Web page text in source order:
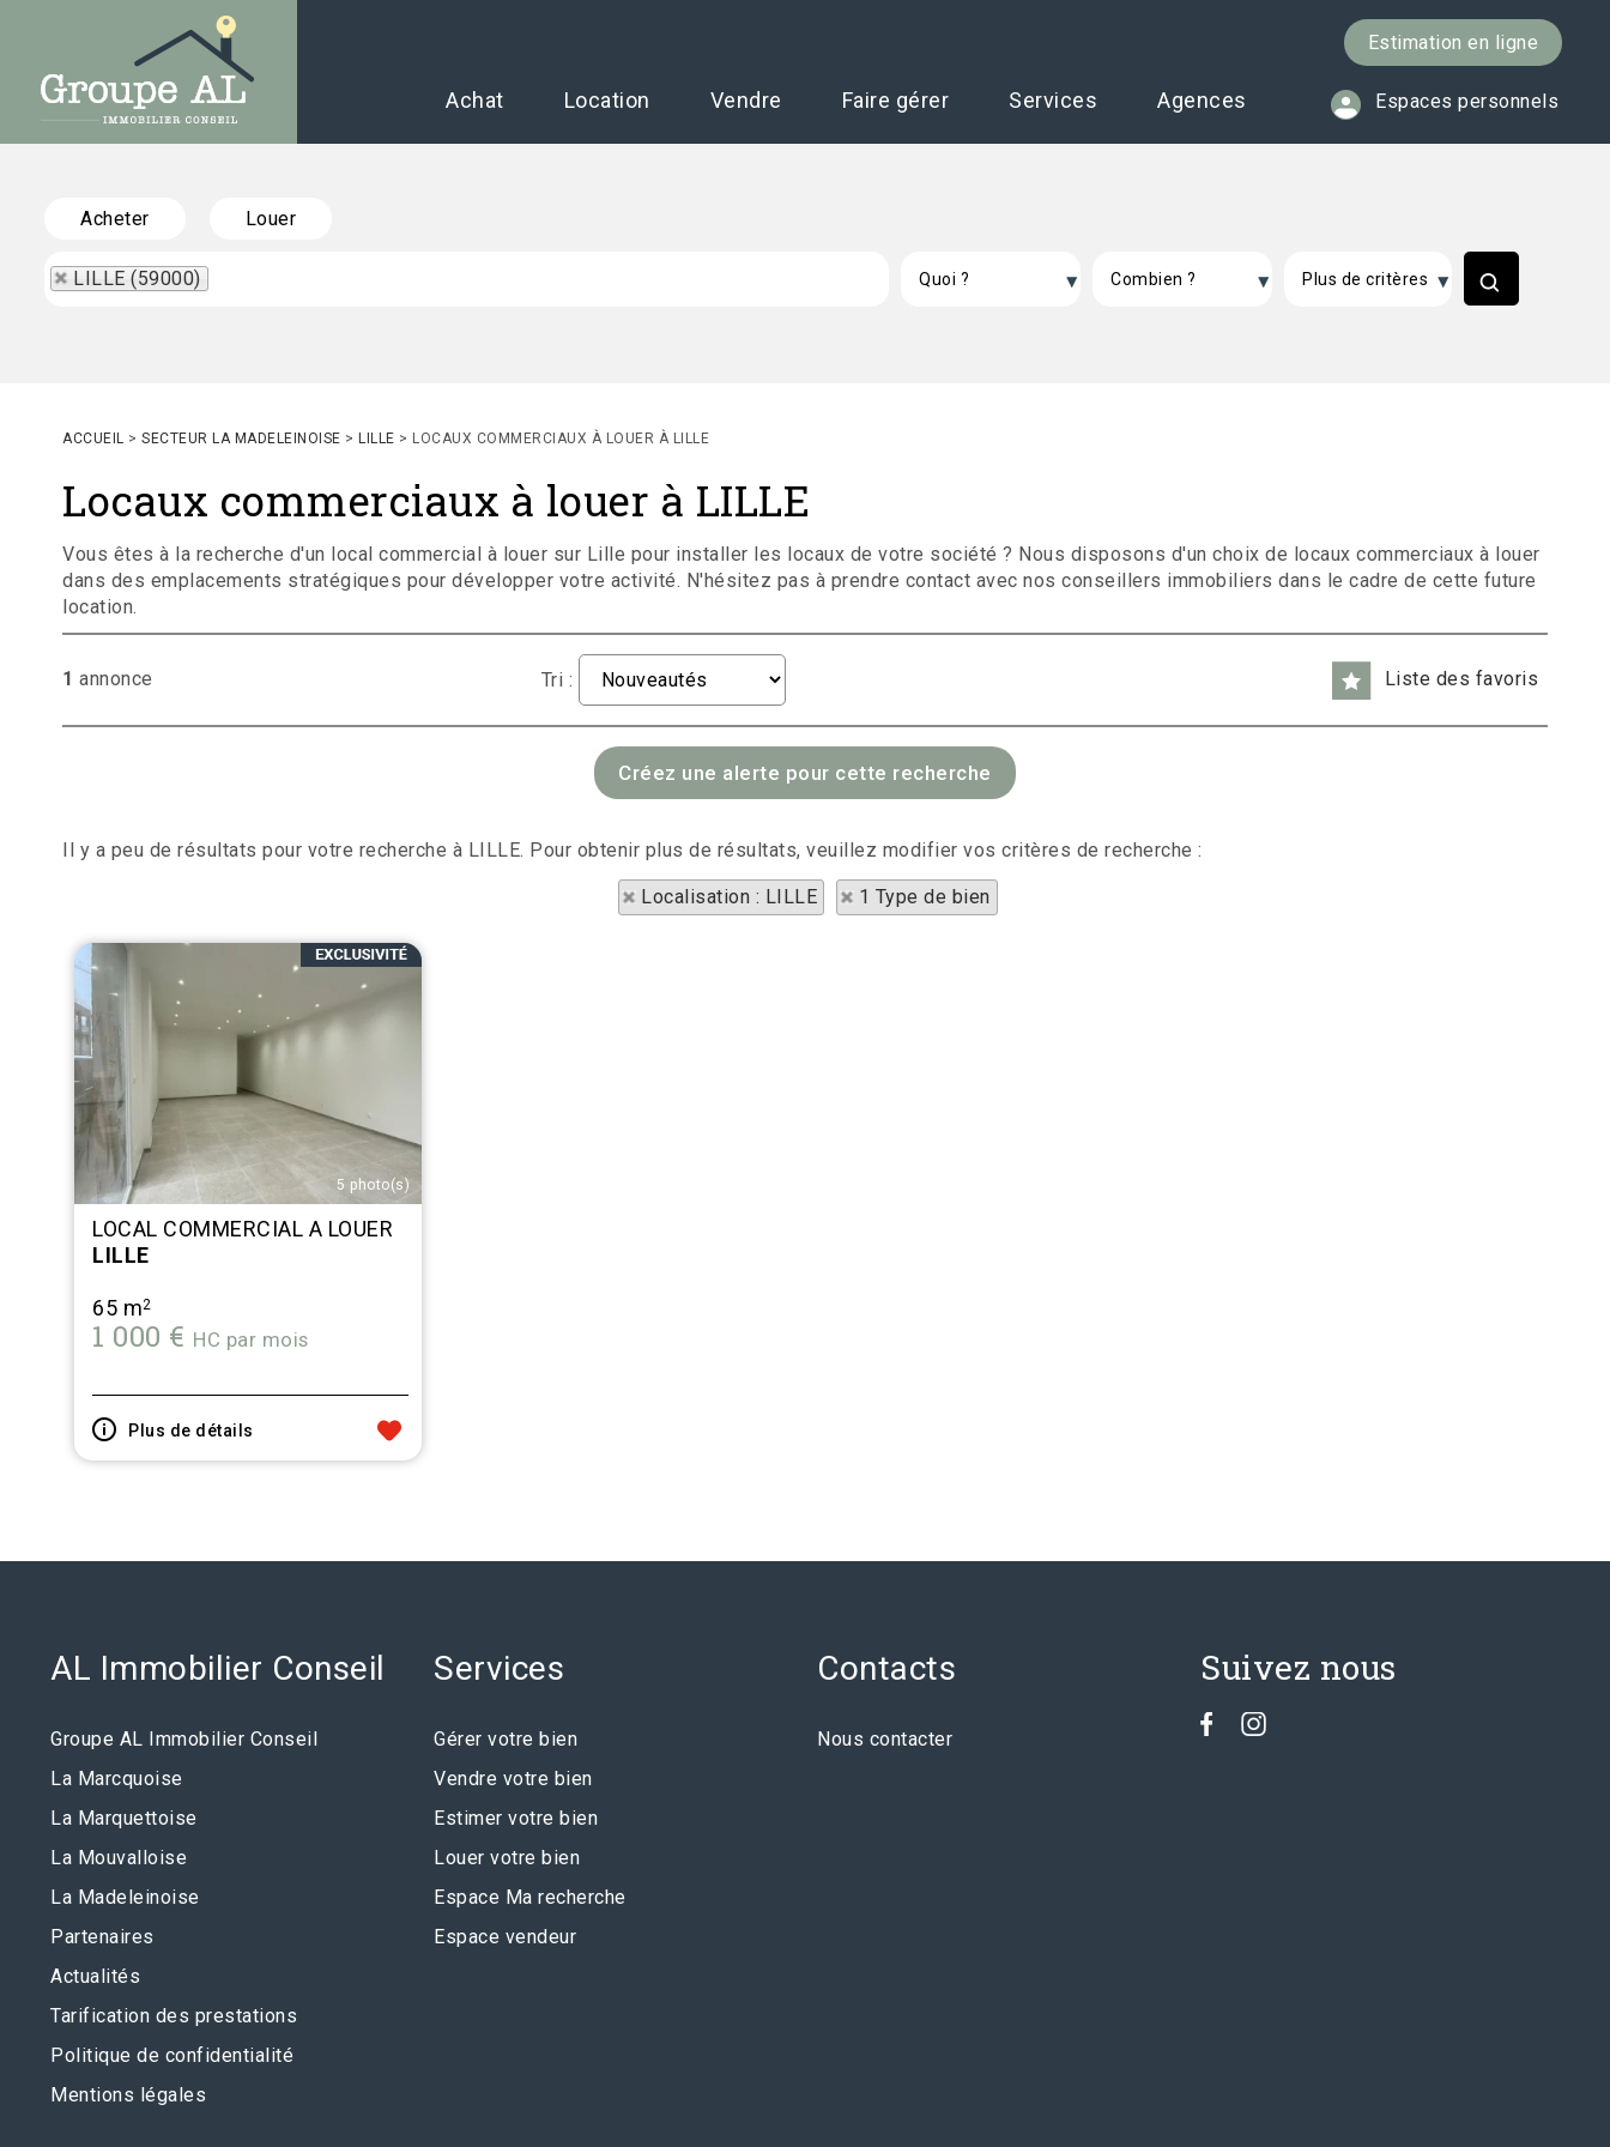
Estimation en ligne
Espaces personnels
Achat Location Vendre Faire gérer Services Agences
Acheter Louer
LILLE (59000)
ACCUEIL > SECTEUR LA MADELEINOISE > LILLE > LOCAUX COMMERCIAUX À LOUER À LILLE
Locaux commerciaux à louer à LILLE
Vous êtes à la recherche d'un local commercial à louer sur Lille pour installer les locaux de votre société ? Nous disposons d'un choix de locaux commerciaux à louer
dans des emplacements stratégiques pour développer votre activité. N'hésitez pas à prendre contact avec nos conseillers immobiliers dans le cadre de cette future
location.
1 annonce Tri : Liste des favoris
Il y a peu de résultats pour votre recherche à LILLE. Pour obtenir plus de résultats, veuillez modifier vos critères de recherche :
Localisation : LILLE 1 Type de bien
5 photo(s)
LOCAL COMMERCIAL A LOUER
LILLE
65 m2
1 000 € HC par mois
Plus de détails
AL Immobilier Conseil
Groupe AL Immobilier Conseil
La Marcquoise
La Marquettoise
La Mouvalloise
La Madeleinoise
Partenaires
Actualités
Tarification des prestations
Politique de confidentialité
Mentions légales
Services
Gérer votre bien
Vendre votre bien
Estimer votre bien
Louer votre bien
Espace Ma recherche
Espace vendeur
Contacts
Nous contacter
Suivez nous